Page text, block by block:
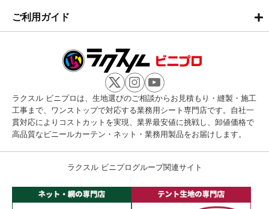
ご利用ガイド
ラクスル ビニプロは、生地選びのご相談からお見積もり・縫製・施工
工事まで、ワンストップで対応する業務用シート専門店です。自社一
貫対応によりコストカットを実現、業界最安値に挑戦し、卸値価格で
高品質なビニールカーテン・ネット・業務用製品をお届けします。
ラクスル ビニプログループ関連サイト